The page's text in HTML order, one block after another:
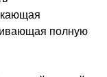
полную